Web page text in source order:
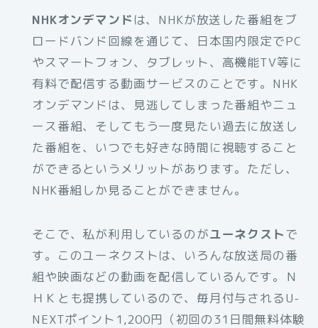
NHKオンデマンド は、NHKが放送した番組をブ
ロードバンド回線を通じて、日本国内限定でPC
やスマートフォン、タブレット、高機能TV等に
有料で配信する動画サービスのことです。NHK
オンデマンドは、見逃してしまった番組やニュ
ース番組、そしてもう一度見たい過去に放送し
た番組を、いつでも好きな時間に視聴すること
ができるというメリットがあります。ただし、
NHK番組しか見ることができません。
そこで、私が利用しているのがユーネクストで
す。このユーネクストは、いろんな放送局の番
組や映画などの動画を配信しているんです。Ｎ
ＨＫとも提携しているので、毎月付与されるU-
NEXTポイント1,200円（初回の31日間無料体験